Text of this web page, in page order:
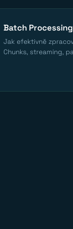
Batch Processing
Jak efektivně
Chunks, streaming,